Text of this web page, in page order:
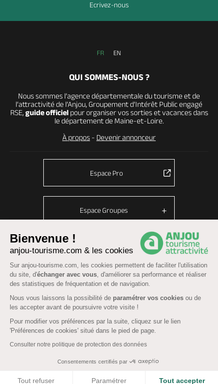
Bienvenue !
anjou-tourisme.com & les cookies
Sur anjou-tourisme.com, les cookies permettent de faciliter l'utilisation
du site, d'échanger avec vous, d'améliorer sa performance et réaliser
des statistiques de fréquentation et de navigation.
Nous vous laissons la possibilité de paramétrer vos cookies ou de
les accepter avant de poursuivre votre visite !
Pour modifier vos préférences par la suite, cliquez sur le lien
'Préférences de cookies' situé dans le pied de page.
Consulter notre politique de protection des données
Consentements certifiés par
Tout refuser Paramétrer Tout accepter
Ecrivez-nous
FR EN
QUI SOMMES-NOUS ?
Nous sommes l’agence départementale du tourisme et de
l’attractivité de l’Anjou, Groupement d’Intérêt Public engagé
RSE, guide officielpour organiser vos sorties et vacances dans
le département de Maine-et-Loire.
À propos - Devenir annonceur
Espace Pro
Espace Groupes
© Anjou tourisme 2026 -Plan du site-Fonctionnement du site
Mentions légales Données personnelles
CGU Réservation-Accessibilité : partiellement conforme